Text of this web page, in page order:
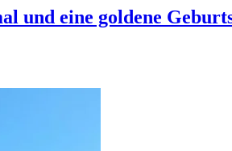
und eine goldene